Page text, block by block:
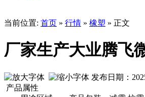
当前位置: 首页 » 行情 » 橡塑 » 正文
厂家生产大业腾飞
发布日期：
产品属性